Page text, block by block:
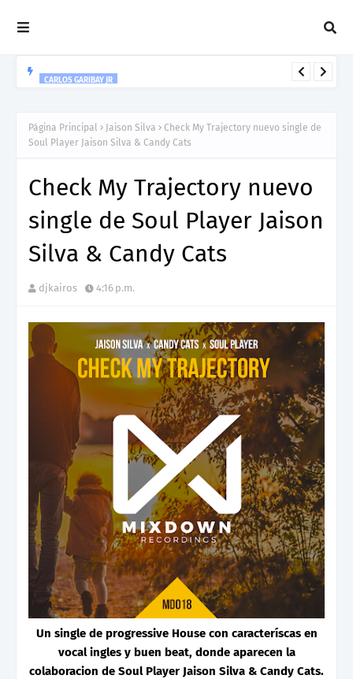
CARLOS GARIBAY JR
Página Principal Jaison Silva
Check My Trajectory nuevo single de
Soul Player Jaison Silva & Candy Cats
Check My Trajectory nuevo
single de Soul Player Jaison
Silva & Candy Cats
djkairos 4:16 p.m.
Un single de progressive House con caracteríscas en
vocal ingles y buen beat, donde aparecen la
colaboracion de Soul Player Jaison Silva & Candy Cats.